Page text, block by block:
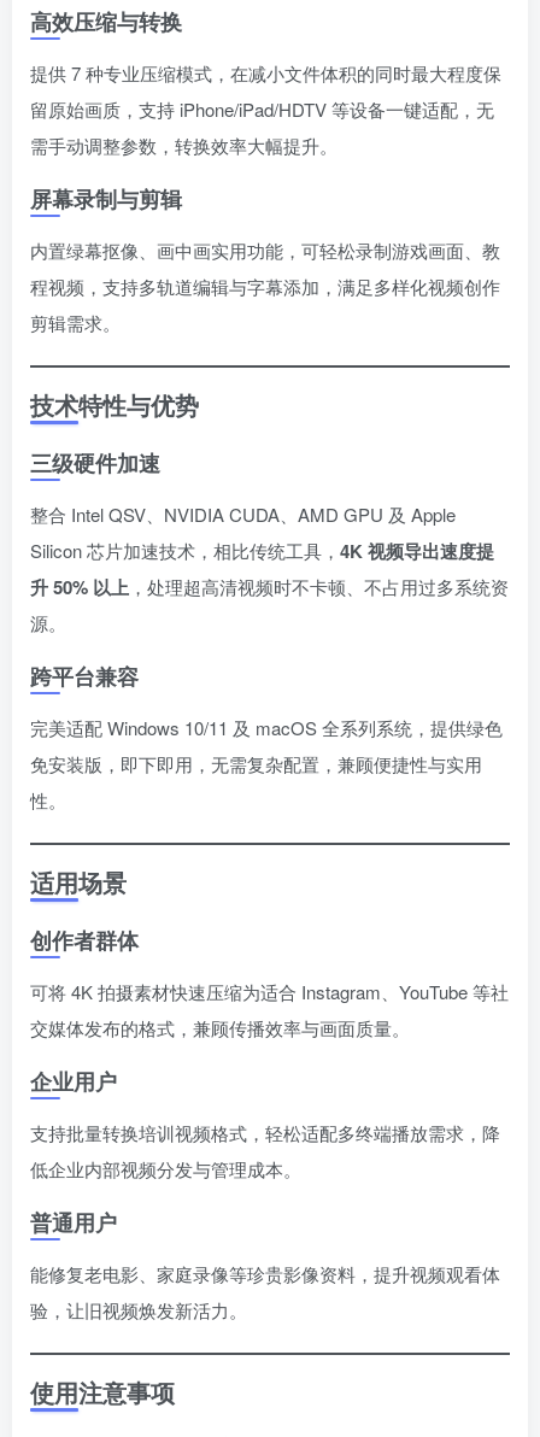
高效压缩与转换
提供 7 种专业压缩模式，在减小文件体积的同时最大程度保
留原始画质，支持 iPhone/iPad/HDTV 等设备一键适配，无
需手动调整参数，转换效率大幅提升。
屏幕录制与剪辑
内置绿幕抠像、画中画实用功能，可轻松录制游戏画面、教
程视频，支持多轨道编辑与字幕添加，满足多样化视频创作
剪辑需求。
技术特性与优势
三级硬件加速
整合 Intel QSV、NVIDIA CUDA、AMD GPU 及 Apple
Silicon 芯片加速技术，相比传统工具， 4K 视频导出速度提
升 50% 以上 ，处理超高清视频时不卡顿、不占用过多系统资
源。
跨平台兼容
完美适配 Windows 10/11 及 macOS 全系列系统，提供绿色
免安装版，即下即用，无需复杂配置，兼顾便捷性与实用
性。
适用场景
创作者群体
可将 4K 拍摄素材快速压缩为适合 Instagram、YouTube 等社
交媒体发布的格式，兼顾传播效率与画面质量。
企业用户
支持批量转换培训视频格式，轻松适配多终端播放需求，降
低企业内部视频分发与管理成本。
普通用户
能修复老电影、家庭录像等珍贵影像资料，提升视频观看体
验，让旧视频焕发新活力。
使用注意事项